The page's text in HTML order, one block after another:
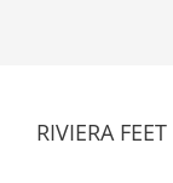
RIVIERA FEET